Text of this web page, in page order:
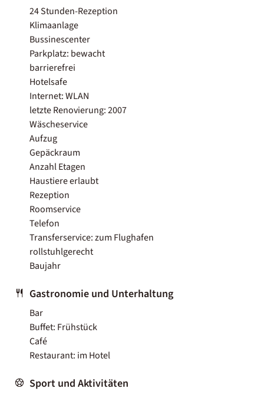
24 Stunden-Rezeption
Klimaanlage
Bussinescenter
Parkplatz: bewacht
barrierefrei
Hotelsafe
Internet: WLAN
letzte Renovierung: 2007
Wäscheservice
Aufzug
Gepäckraum
Anzahl Etagen
Haustiere erlaubt
Rezeption
Roomservice
Telefon
Transferservice: zum Flughafen
rollstuhlgerecht
Baujahr
Gastronomie und Unterhaltung
Bar
Buffet: Frühstück
Café
Restaurant: im Hotel
Sport und Aktivitäten